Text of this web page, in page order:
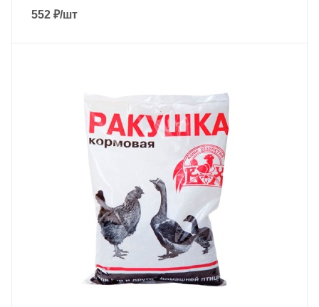
552 ₽/шт